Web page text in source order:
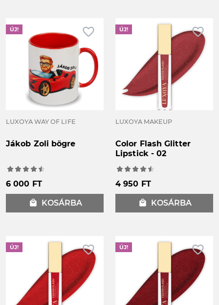
favorite_border
ÚJ!
LUXOYA WAY OF LIFE
Jákob Zoli bögre
6 000 FT
local_mall KOSÁRBA
favorite_border
ÚJ!
LUXOYA MAKEUP
Color Flash Glitter
Lipstick - 02
4 950 FT
local_mall KOSÁRBA
favorite_border
ÚJ! favorite_border
ÚJ!